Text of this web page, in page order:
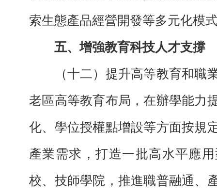
索生態產品經營開發等多元化模
五、增強教育科技人才支撐
（十二）提升高等教育和職
老區高等教育布局，在辦學能力
化、學位授權點增設等方面按規
產業需求，打造一批高水平應
校、技師學院，推進職普融通、